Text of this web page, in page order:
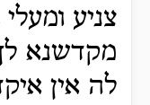
צניע
מקדשנא
לה אין